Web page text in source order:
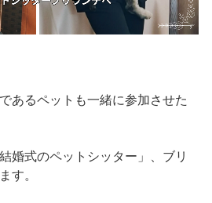
あるペットも一緒に参加させた
婚式のペットシッター」、ブリ
す。